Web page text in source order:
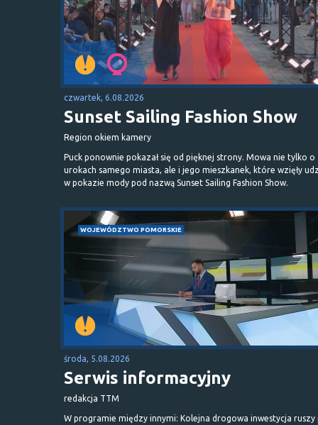
czwartek, 6.08.2026
Sunset Sailing Fashion Show
Region okiem kamery
Puck ponownie pokazał się od pięknej strony. Mowa nie tylko o
urokach samego miasta, ale i jego mieszkanek, które wzięły
w pokazie mody pod nazwą Sunset Sailing Fashion Show.
WOJEWÓDZTWO POMORSKIE
środa, 5.08.2026
Serwis informacyjny
redakcja TTM
W programie między innymi: Kolejna drogowa inwestycja ruszy